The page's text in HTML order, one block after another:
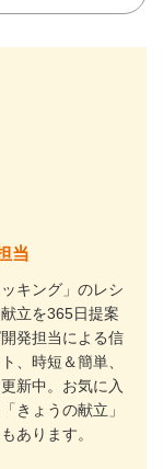
当
キング」のレシ
立を365日提案
発担当による信
、時短＆簡単、
新中。お気に入
きょうの献立」
あります。